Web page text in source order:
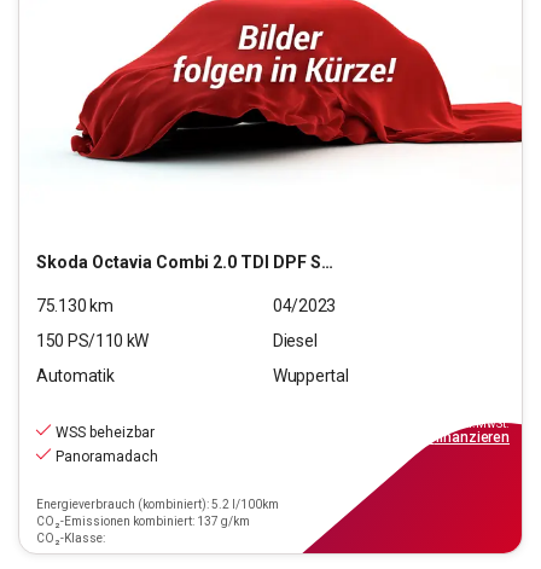
Skoda Octavia Combi 2.0 TDI DPF Style (EURO 6d)
75.130 km
04/2023
150 PS/110 kW
Diesel
Automatik
Wuppertal
WSS beheizbar
Panoramadach
Energieverbrauch (kombiniert): 5.2 l/100km
CO₂-Emissionen kombiniert: 137 g/km
CO₂-Klasse:
inkl.MwSt.
finanzieren